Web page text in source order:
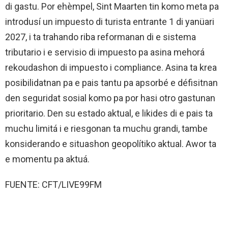
di gastu. Por ehèmpel, Sint Maarten tin komo meta pa
introdusí un impuesto di turista entrante 1 di yanüari
2027, i ta trahando riba reformanan di e sistema
tributario i e servisio di impuesto pa asina mehorá
rekoudashon di impuesto i compliance. Asina ta krea
posibilidatnan pa e pais tantu pa apsorbé e défisitnan
den seguridat sosial komo pa por hasi otro gastunan
prioritario. Den su estado aktual, e likides di e pais ta
muchu limitá i e riesgonan ta muchu grandi, tambe
konsiderando e situashon geopolítiko aktual. Awor ta
e momentu pa aktuá.
FUENTE: CFT/LIVE99FM